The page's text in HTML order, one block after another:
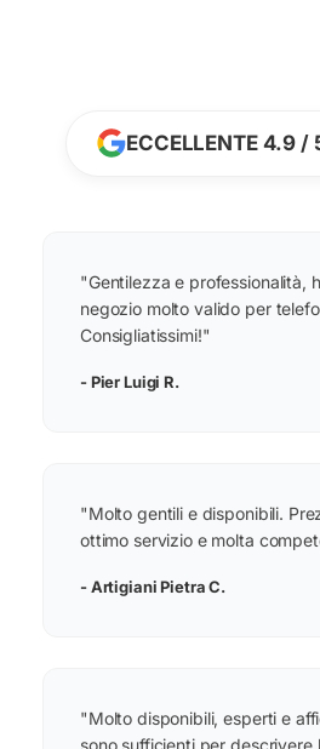
ECCELLENTE 4.9 /
"Gentilezza e professionalità,
negozio molto valido per
Consigliatissimi!"
- Pier Luigi R.
"Molto gentili e disponibili.
ottimo servizio e molta
- Artigiani Pietra C.
"Molto disponibili, esperti e
sono sufficienti per descrivere